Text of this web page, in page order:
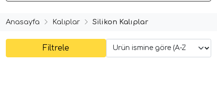
Anasayfa Kalıplar Silikon Kalıplar
Filtrele